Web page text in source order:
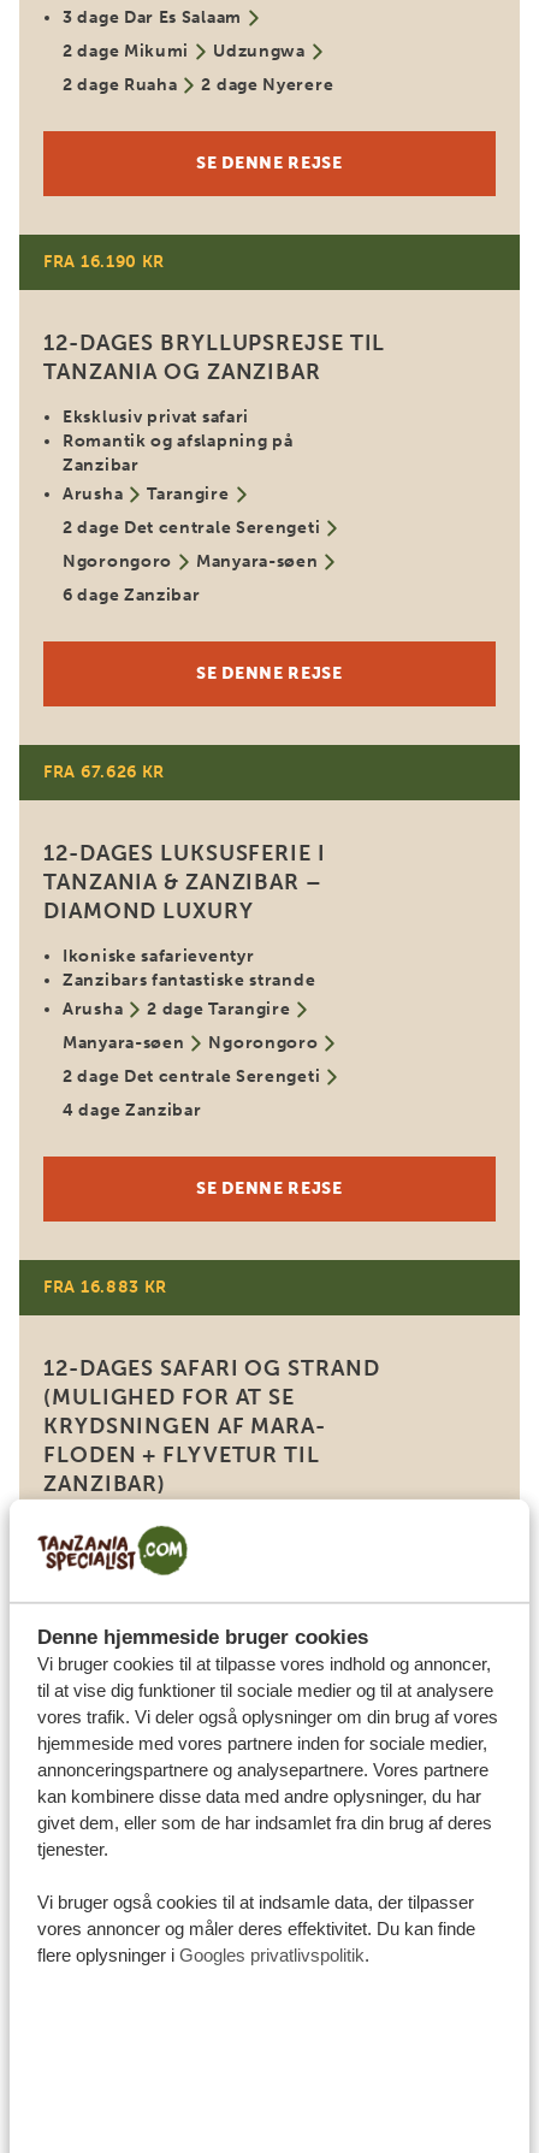
Denne hjemmeside bruger cookies
Vi bruger cookies til at tilpasse vores indhold og annoncer,
til at vise dig funktioner til sociale medier og til at analysere
vores trafik. Vi deler også oplysninger om din brug af vores
hjemmeside med vores partnere inden for sociale medier,
annonceringspartnere og analysepartnere. Vores partnere
kan kombinere disse data med andre oplysninger, du har
givet dem, eller som de har indsamlet fra din brug af deres
tjenester.
Vi bruger også cookies til at indsamle data, der tilpasser
vores annoncer og måler deres effektivitet. Du kan finde
flere oplysninger i Googles privatlivspolitik.
3 dage Dar Es Salaam
2 dage Mikumi
Udzungwa
2 dage Ruaha
2 dage Nyerere
SE DENNE REJSE
FRA 16.190 KR
12-DAGES BRYLLUPSREJSE TIL
TANZANIA OG ZANZIBAR
Eksklusiv privat safari
Romantik og afslapning på
Zanzibar
Arusha
Tarangire
2 dage Det centrale Serengeti
Ngorongoro
Manyara-søen
6 dage Zanzibar
SE DENNE REJSE
FRA 67.626 KR
12-DAGES LUKSUSFERIE I
TANZANIA & ZANZIBAR –
DIAMOND LUXURY
Ikoniske safarieventyr
Zanzibars fantastiske strande
Arusha
2 dage Tarangire
Manyara-søen
Ngorongoro
2 dage Det centrale Serengeti
4 dage Zanzibar
SE DENNE REJSE
FRA 16.883 KR
12-DAGES SAFARI OG STRAND
(MULIGHED FOR AT SE
KRYDSNINGEN AF MARA-
FLODEN + FLYVETUR TIL
ZANZIBAR)
Ekstravagant dyreliv
Afslapning på Zanzibar
Tarangire
Det centrale Serengeti
2 dage Det nordlige Serengeti
6 dage Zanzibar
SE DENNE REJSE
FRA 29.557 KR